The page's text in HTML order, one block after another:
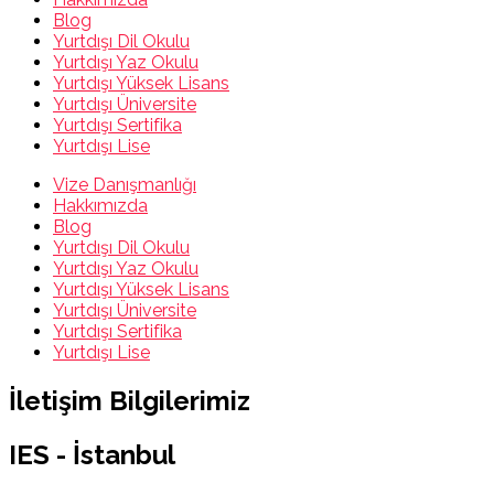
Blog
Yurtdışı Dil Okulu
Yurtdışı Yaz Okulu
Yurtdışı Yüksek Lisans
Yurtdışı Üniversite
Yurtdışı Sertifika
Yurtdışı Lise
Vize Danışmanlığı
Hakkımızda
Blog
Yurtdışı Dil Okulu
Yurtdışı Yaz Okulu
Yurtdışı Yüksek Lisans
Yurtdışı Üniversite
Yurtdışı Sertifika
Yurtdışı Lise
İletişim Bilgilerimiz
IES - İstanbul